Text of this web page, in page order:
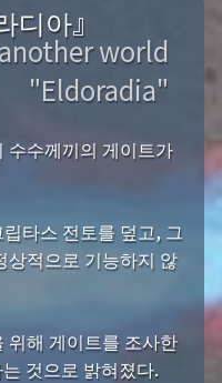
디아』
world
"Eldoradia"
수수께끼의 게이트가
타스 전토를 덮고, 그
상적으로 기능하지 않
위해 게이트를 조사한
것으로 밝혀졌다.